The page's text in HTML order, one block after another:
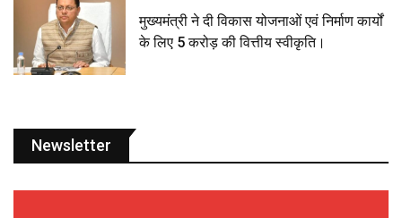
मुख्यमंत्री ने दी विकास योजनाओं एवं निर्माण कार्यों
के लिए 5 करोड़ की वित्तीय स्वीकृति।
Newsletter